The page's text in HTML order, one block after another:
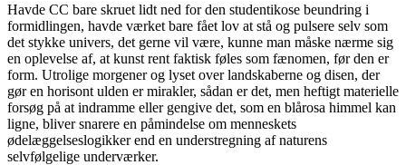
Havde CC bare skruet lidt ned for den studentikose beundring i
formidlingen, havde værket bare fået lov at stå og pulsere selv som
det stykke univers, det gerne vil være, kunne man måske nærme sig
en oplevelse af, at kunst rent faktisk føles som fænomen, før den er
form. Utrolige morgener og lyset over landskaberne og disen, der
gør en horisont ulden er mirakler, sådan er det, men heftigt materielle
forsøg på at indramme eller gengive det, som en blårosa himmel kan
ligne, bliver snarere en påmindelse om menneskets
ødelæggelseslogikker end en understregning af naturens
selvfølgelige underværker.